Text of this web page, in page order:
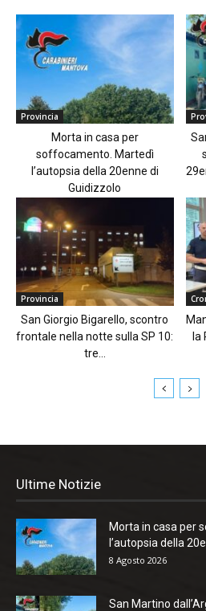
Provincia
Morta in casa per
soffocamento. Martedì
l’autopsia della 20enne di
Guidizzolo
Provincia
San Giorgio Bigarello, scontro
frontale nella notte sulla SP 10:
tre...
la
Ultime Notizie
Morta in casa per
l’autopsia della
8 Agosto 2026
San Martino